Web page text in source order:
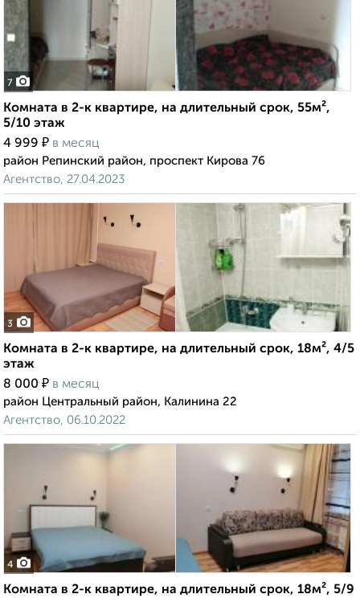
7
Комната в 2-к квартире, на длительный срок, 55м²,
5/10 этаж
4 999 ₽ в месяц
район Репинский район, проспект Кирова 76
Агентство, 27.04.2023
3
Комната в 2-к квартире, на длительный срок, 18м², 4/5
этаж
8 000 ₽ в месяц
район Центральный район, Калинина 22
Агентство, 06.10.2022
4
Комната в 2-к квартире, на длительный срок, 18м², 5/9